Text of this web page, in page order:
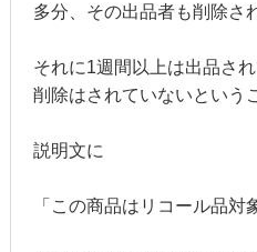
多分、その出品者も削除さ
それに1週間以上は出品さ
削除はされていないという
説明文に
「この商品はリコール品対